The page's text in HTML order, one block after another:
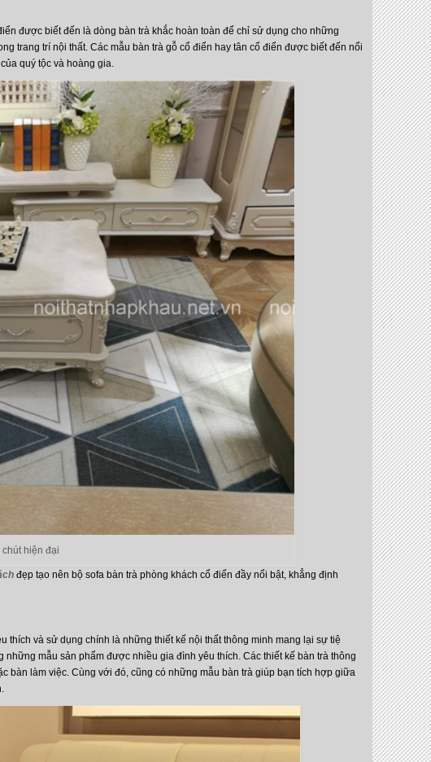
được biết đến là dòng bàn trà khắc hoàn toàn để chỉ sử dụng cho những
trang trí nội thất. Các mẫu bàn trà gỗ cổ điển hay tân cổ điển được biết đến nổi
quý tộc và hoàng gia.
hiện đại
đẹp tạo nên bộ sofa bàn trà phòng khách cổ điển đầy nổi bật, khẳng định
và sử dụng chính là những thiết kế nội thất thông minh mang lại sự tiệ
mẫu sản phẩm được nhiều gia đình yêu thích. Các thiết kế bàn trà thông
bàn làm việc. Cùng với đó, cũng có những mẫu bàn trà giúp bạn tích hợp giữa